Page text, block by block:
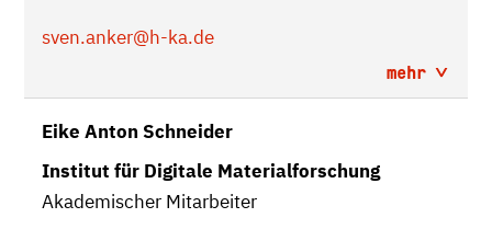
sven.anker@h-ka.de
mehr
Eike Anton Schneider
Institut für Digitale Materialforschung
Akademischer Mitarbeiter